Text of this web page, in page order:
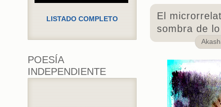
LISTADO COMPLETO
POESÍA
INDEPENDIENTE
El
sombra de